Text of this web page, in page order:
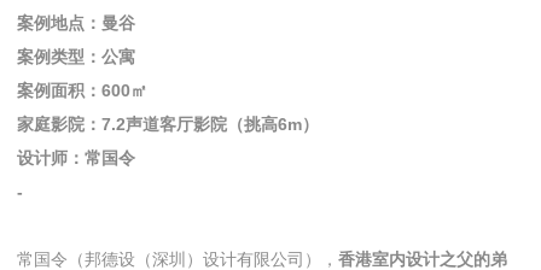
案例地点：曼谷
案例类型：公寓
案例面积：600㎡
家庭影院：7.2声道客厅影院（挑高6m）
设计师：常国令
-
常国令（邦德设（深圳）设计有限公司）， 香港室内设计之父的弟